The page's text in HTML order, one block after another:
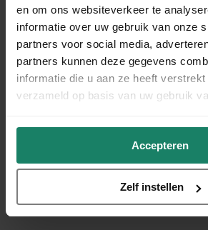
en om ons websiteverkeer te
informatie over uw gebruik van onze
partners voor social media,
partners kunnen deze gegevens
informatie die u aan ze heeft
verzameld op basis van uw gebruik
Accepteren
Zelf instellen